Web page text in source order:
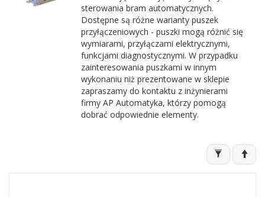
sterowania bram automatycznych.
Dostępne są różne warianty puszek
przyłączeniowych - puszki mogą różnić się
wymiarami, przyłączami elektrycznymi,
funkcjami diagnostycznymi. W przypadku
zainteresowania puszkami w innym
wykonaniu niż prezentowane w sklepie
zapraszamy do kontaktu z inżynierami
firmy AP Automatyka, którzy pomogą
dobrać odpowiednie elementy.